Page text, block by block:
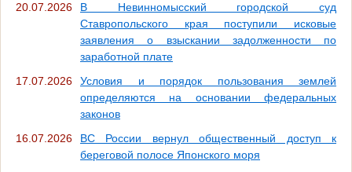
20.07.2026
В Невинномысский городской суд
Ставропольского края поступили исковые
заявления о взыскании задолженности по
заработной плате
17.07.2026
Условия и порядок пользования землей
определяются на основании федеральных
законов
16.07.2026
ВС России вернул общественный доступ к
береговой полосе Японского моря